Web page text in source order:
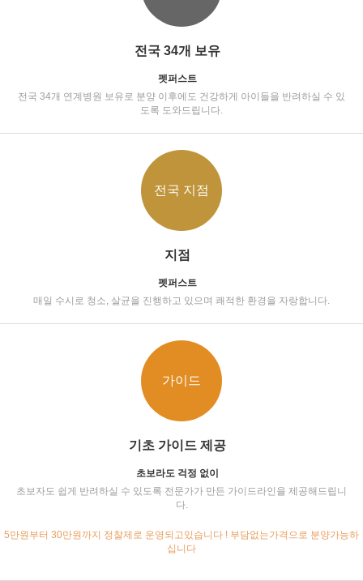
전국 34개 보유
펫퍼스트
전국 34개 연계병원 보유로 분양 이후에도 건강하게 아이들을 반려하실 수 있
도록 도와드립니다.
전국 지점
지점
펫퍼스트
매일 수시로 청소, 살균을 진행하고 있으며 쾌적한 환경을 자랑합니다.
가이드
기초 가이드 제공
초보라도 걱정 없이
초보자도 쉽게 반려하실 수 있도록 전문가가 만든 가이드라인을 제공해드립니
다.
5만원부터 30만원까지 정찰제로 운영되고있습니다 ! 부담없는가격으로 분양가능하
십니다